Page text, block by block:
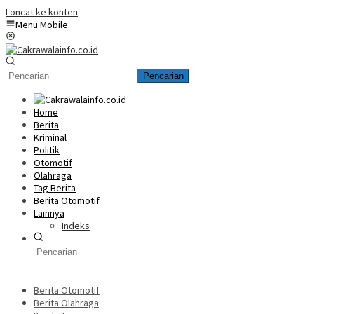
Loncat ke konten
Menu Mobile
Pencarian
Home
Berita
Kriminal
Politik
Otomotif
Olahraga
Tag Berita
Berita Otomotif
Lainnya
Indeks
Berita Otomotif
Berita Olahraga